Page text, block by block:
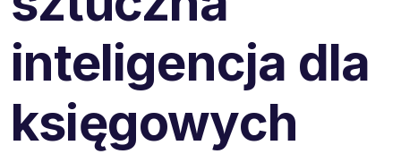
inteligencja dla
księgowych